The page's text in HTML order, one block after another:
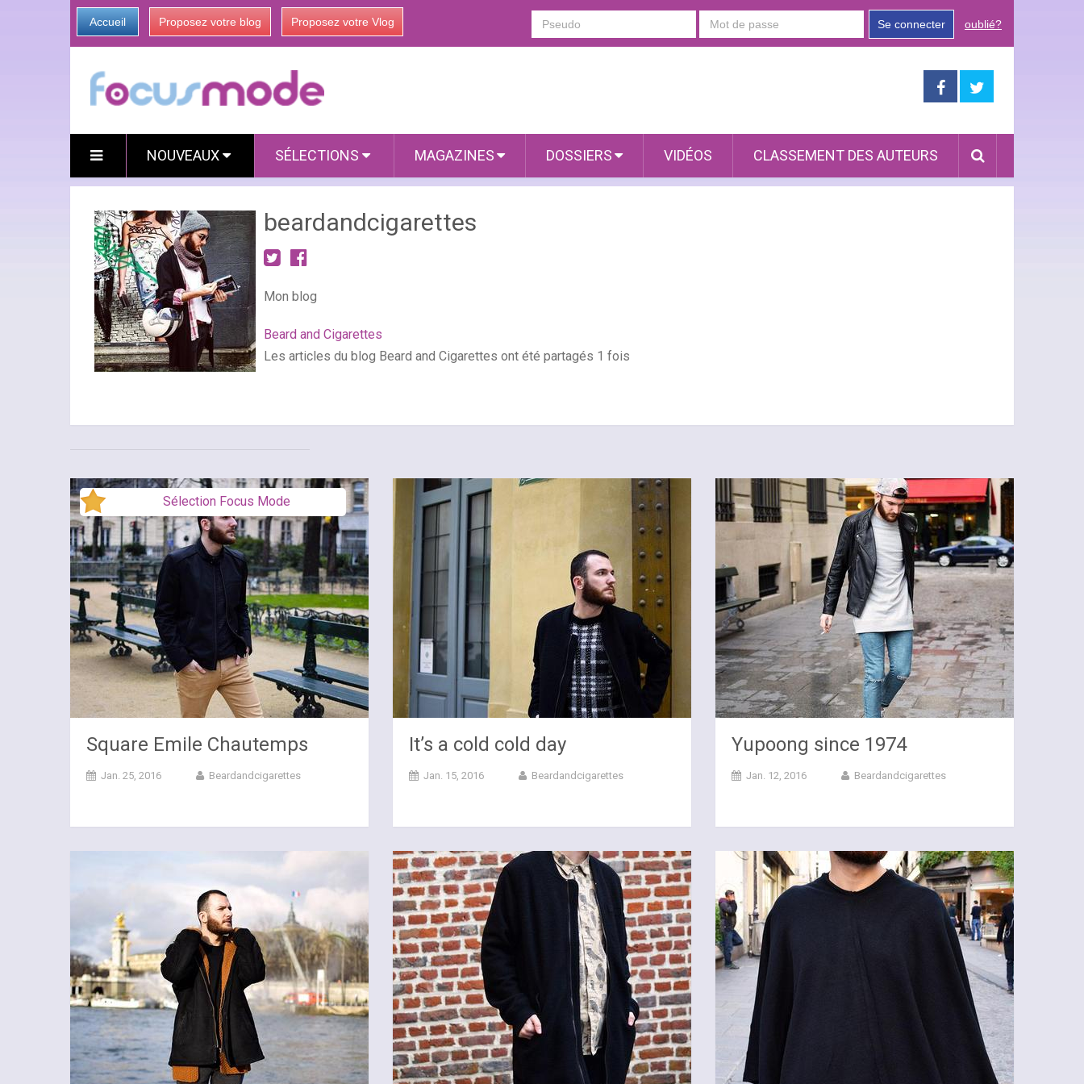
Accueil Proposez votre blog Proposez votre Vlog Se connecter oublié?
NOUVEAUX SÉLECTIONS MAGAZINES DOSSIERS VIDÉOS CLASSEMENT DES AUTEURS
beardandcigarettes
Mon blog
Beard and Cigarettes
Les articles du blog Beard and Cigarettes ont été partagés 1 fois
Sélection Focus Mode
Square Emile Chautemps
Jan. 25, 2016 Beardandcigarettes
It’s a cold cold day
Jan. 15, 2016 Beardandcigarettes
Yupoong since 1974
Jan. 12, 2016 Beardandcigarettes